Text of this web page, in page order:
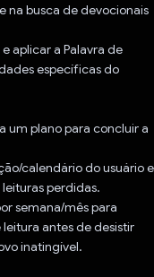
na busca de devocionais
aplicar a Palavra de
específicas do
um plano para concluir a
calendário do usuário e
perdidas.
semana/mês para
antes de desistir
inatingível.